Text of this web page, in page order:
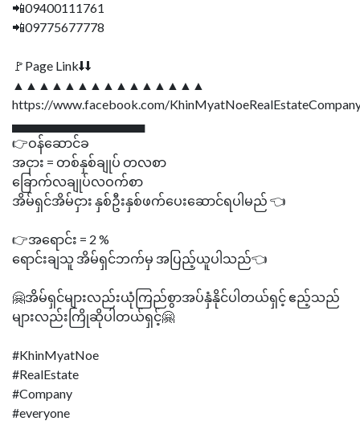
📲09400111761
📲09775677778
🚩Page Link⬇⬇
▲▲▲▲▲▲▲▲▲▲▲▲▲▲▲
https://www.facebook.com/
▄▄▄▄▄▄▄▄▄▄▄▄▄▄▄
👉ဝန်ဆောင်ခ
အငှား = တစ်နှစ်ချုပ် တလစာ
ခြောက်လချုပ်လဝက်စာ
အိမ်ရှင်အိမ်ငှား နှစ်ဦးနှစ်ဖက်ပေးဆောင်ရပါမည် 👈
👉အရောင်း = 2 %
ရောင်းချသူ အိမ်ရှင်ဘက်မှ အပြည့်ယူပါသည်👈
🤗အိမ်ရှင်များလည်းယုံကြည်စွာအပ်နှံနိုင်ပါတယ်ရှင့် ဧည့်သည်
များလည်းကြိုဆိုပါတယ်ရှင့်🤗
#KhinMyatNoe
#RealEstate
#Company
#everyone